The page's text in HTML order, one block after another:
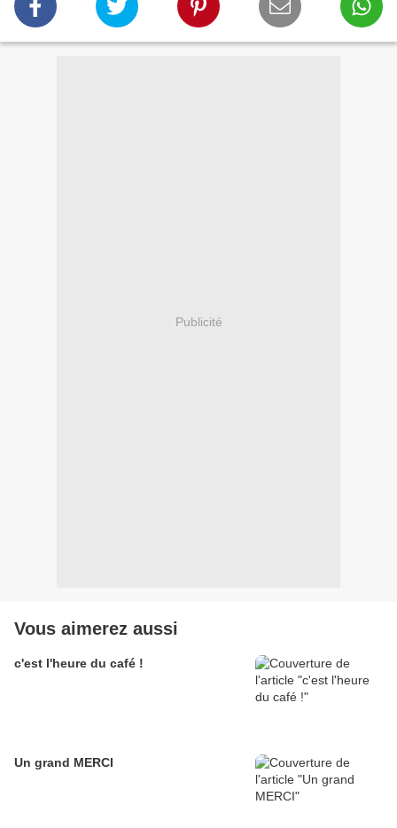
Publicité
Vous aimerez aussi
c'est l'heure du café !
Un grand MERCI